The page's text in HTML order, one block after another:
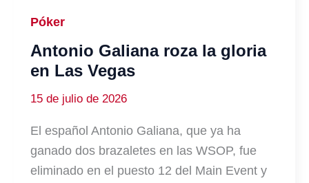
Póker
Antonio Galiana roza la gloria
en Las Vegas
15 de julio de 2026
El español Antonio Galiana, que ya ha
ganado dos brazaletes en las WSOP, fue
eliminado en el puesto 12 del Main Event y